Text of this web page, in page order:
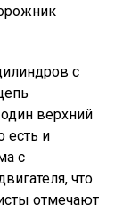
с
верхний
есть и
с
что
отмечают